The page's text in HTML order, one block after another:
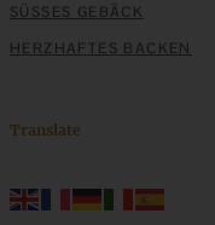
SÜSSES GEBÄCK
HERZHAFTES BACKEN
Translate